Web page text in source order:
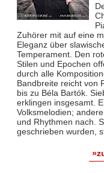
Zuhörer mit auf eine
Eleganz über
Temperament. Den
Stilen und Epochen
durch alle
Bandbreite reicht von
bis zu Béla Bartók.
erklingen insgesamt.
Volksmelodien;
und Rhythmen nach.
geschrieben wurden,